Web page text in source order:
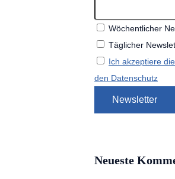
Wöchentlicher
Täglicher
Ich akzeptiere
den Datenschutz
Neueste